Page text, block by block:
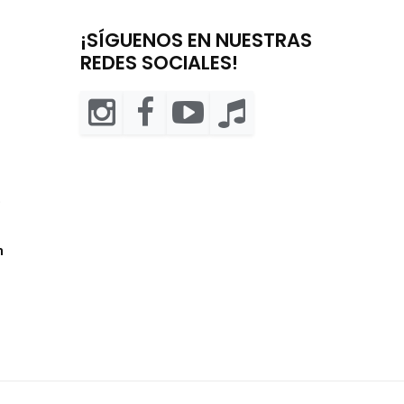
¡SÍGUENOS EN NUESTRAS
REDES SOCIALES!